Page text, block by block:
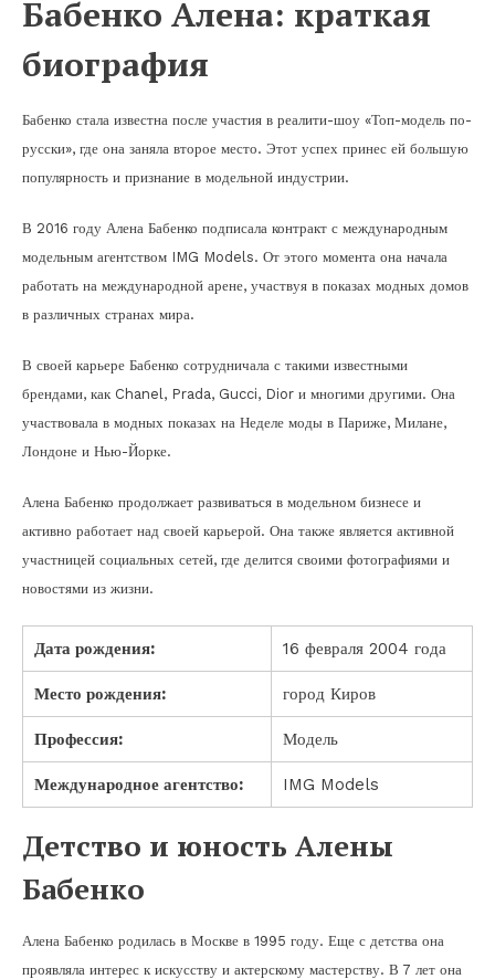
Бабенко Алена: краткая
биография
Бабенко стала известна после участия в реалити-шоу «Топ-модель по-
русски», где она заняла второе место. Этот успех принес ей большую
популярность и признание в модельной индустрии.
В 2016 году Алена Бабенко подписала контракт с международным
модельным агентством IMG Models. От этого момента она начала
работать на международной арене, участвуя в показах модных домов
в различных странах мира.
В своей карьере Бабенко сотрудничала с такими известными
брендами, как Chanel, Prada, Gucci, Dior и многими другими. Она
участвовала в модных показах на Неделе моды в Париже, Милане,
Лондоне и Нью-Йорке.
Алена Бабенко продолжает развиваться в модельном бизнесе и
активно работает над своей карьерой. Она также является активной
участницей социальных сетей, где делится своими фотографиями и
новостями из жизни.
Дата рождения: 16 февраля 2004 года
Место рождения: город Киров
Профессия: Модель
Международное агентство: IMG Models
Детство и юность Алены
Бабенко
Алена Бабенко родилась в Москве в 1995 году. Еще с детства она
проявляла интерес к искусству и актерскому мастерству. В 7 лет она